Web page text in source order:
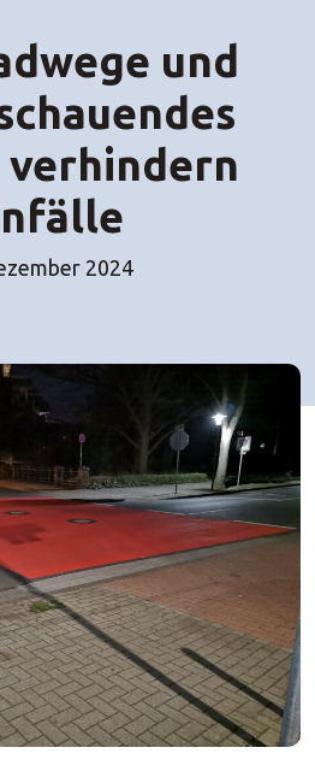
und
verhindern
2024